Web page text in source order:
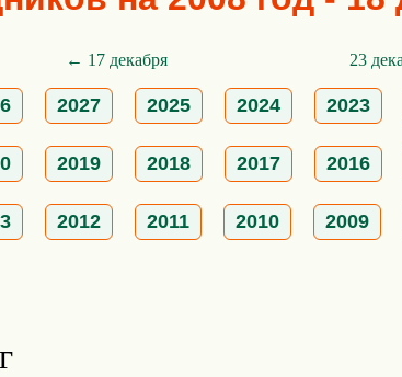
← 17 декабря 23
2027 2025 2024 2023
2019 2018 2017 2016
2012 2011 2010 2009